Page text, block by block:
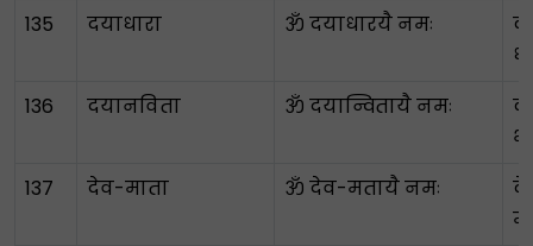
135
दयाधारा ॐ दयाधारयै नमः
136
दयानविता ॐ दयान्वितायै नमः
137
देव-माता ॐ देव-मतायै नमः